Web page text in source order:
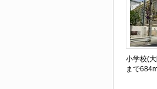
小学校(
まで